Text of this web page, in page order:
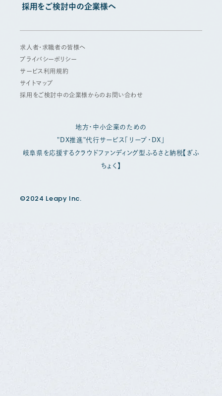
採用をご検討中の企業様へ
求人者・求職者の皆様へ
プライバシーポリシー
サービス利用規約
サイトマップ
採用をご検討中の企業様からのお問い合わせ
地方・中小企業のための
"DX推進"代行サービス「リープ・DX」
岐阜県を応援するクラウドファンディング型ふるさと納税【ぎふ
ちょく】
©2024 Leapy Inc.